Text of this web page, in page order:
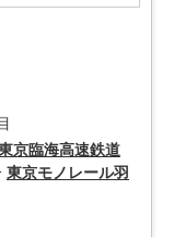
京臨海高速鉄道
東京モノレール羽